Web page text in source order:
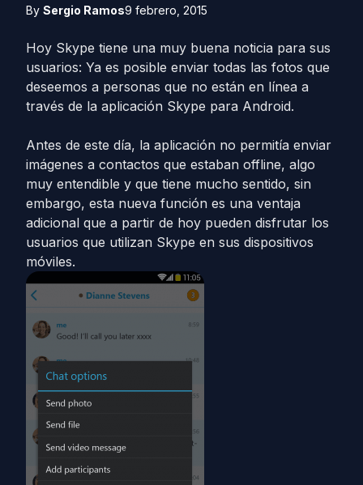
By Sergio Ramos9 febrero, 2015
Hoy Skype tiene una muy buena noticia para sus
usuarios: Ya es posible enviar todas las fotos que
deseemos a personas que no están en línea a
través de la aplicación Skype para Android.
Antes de este día, la aplicación no permitía enviar
imágenes a contactos que estaban offline, algo
muy entendible y que tiene mucho sentido, sin
embargo, esta nueva función es una ventaja
adicional que a partir de hoy pueden disfrutar los
usuarios que utilizan Skype en sus dispositivos
móviles.